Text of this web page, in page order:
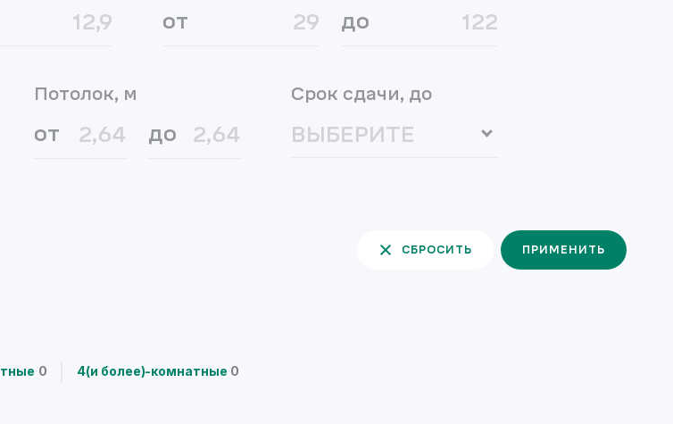
от до
Потолок, м
от до
Срок сдачи, до
СБРОСИТЬ ПРИМЕНИТЬ
0 4(и более)-комнатные 0